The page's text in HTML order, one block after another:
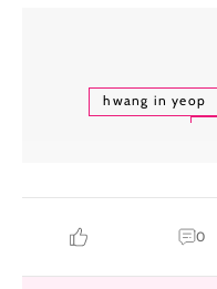
hwang in yeop
0